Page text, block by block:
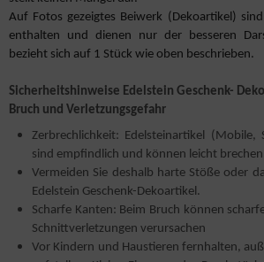
Auf Fotos gezeigtes Beiwerk (Dekoartikel)
enthalten und dienen nur der besseren
bezieht sich auf 1 Stück wie oben beschrieben.
Sicherheitshinweise Edelstein Geschenk-
Bruch und Verletzungsgefahr
Zerbrechlichkeit: Edelsteinartikel (Mobile,
sind empfindlich und können leicht
Vermeiden Sie deshalb harte Stöße oder
Edelstein Geschenk-Dekoartikel.
Scharfe Kanten: Beim Bruch können
Schnittverletzungen verursachen
Vor Kindern und Haustieren fernhalten,